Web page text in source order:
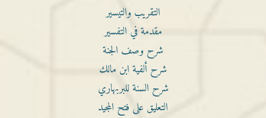
التقريب والتيسير
مقدمة في التفسير
شرح وصف الجنة
شرح ألفية ابن مالك
شرح السنة للبربهاري
التعليق على فتح المجيد